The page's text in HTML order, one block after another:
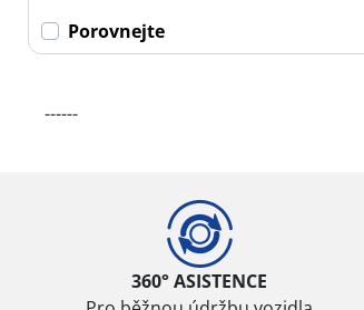
Porovnejte
------
360° ASISTENCE